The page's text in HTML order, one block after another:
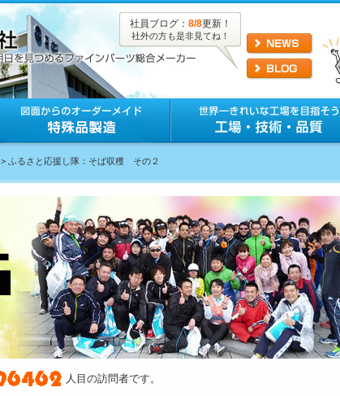
社員ブログ： 8/8更新！
社外の方も是非見てね！
> ふるさと応援し隊：そば収穫 その２
人目の訪問者です。